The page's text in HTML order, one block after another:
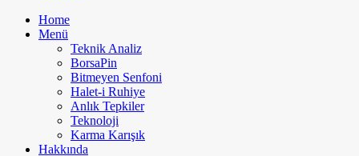
Home
Menü
Teknik Analiz
BorsaPin
Bitmeyen Senfoni
Halet-i Ruhiye
Anlık Tepkiler
Teknoloji
Karma Karışık
Hakkında